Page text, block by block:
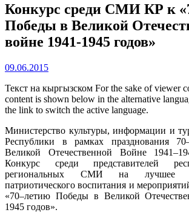
Конкурс среди СМИ КР к
Победы в Великой
войне 1941-1945 годов»
09.06.2015
Текст на кыргызском For the sake of viewer
content is shown below in the alternative
the link to switch the active language.
Министерство культуры, информации и
Республики в рамках празднования
Великой Отечественной Войне
Конкурс среди представителей
региональных СМИ на лучшее
патриотического воспитания и
«70–летию Победы в Великой
1945 годов».